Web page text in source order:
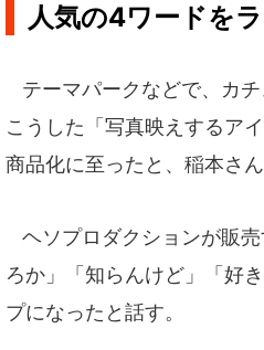
人気の4ワードを
テーマパークなどで、カチ
こうした「写真映えするア
商品化に至ったと、稲本さん
ヘソプロダクションが販
ろか」「知らんけど」「好
プになったと話す。